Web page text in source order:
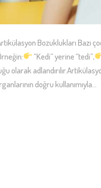
Bozuklukları Bazı
“Kedi” yerine “tedi”,
olarak
doğru kullanımıyla…